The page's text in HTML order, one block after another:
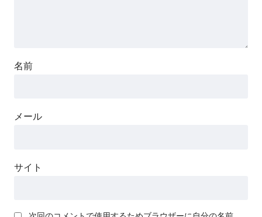
名前
メール
サイト